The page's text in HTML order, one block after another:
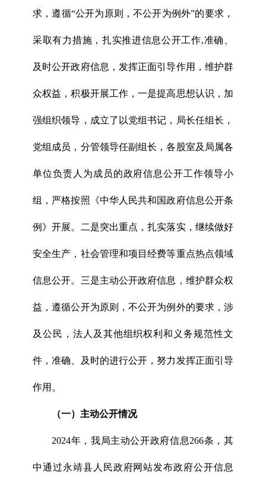
求，遵循“公开为原则，不公开为例外”的要求，
采取有力措施，扎实推进信息公开工作,准确、
及时公开政府信息，发挥正面引导作用，维护群
众权益，积极开展工作，一是提高思想认识，加
强组织领导，成立了以党组书记，局长任组长，
党组成员，分管领导任副组长，各股室及局属各
单位负责人为成员的政府信息公开工作领导小
组，严格按照《中华人民共和国政府信息公开条
例》开展。二是突出重点，扎实落实，继续做好
安全生产，社会管理和项目经费等重点热点领域
信息公开。三是主动公开政府信息，维护群众权
益，遵循公开为原则，不公开为例外的要求，涉
及公民，法人及其他组织权利和义务规范性文
件，准确、及时的进行公开，努力发挥正面引导
作用。
（一）主动公开情况
2024年，我局主动公开政府信息266条，其
中通过永靖县人民政府网站发布政府公开信息